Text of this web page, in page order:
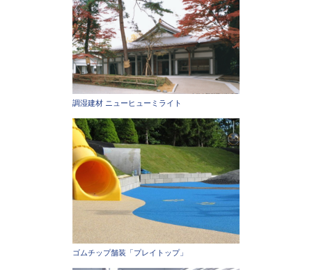
調湿建材 ニューヒューミライト
ゴムチップ舗装「プレイトップ」